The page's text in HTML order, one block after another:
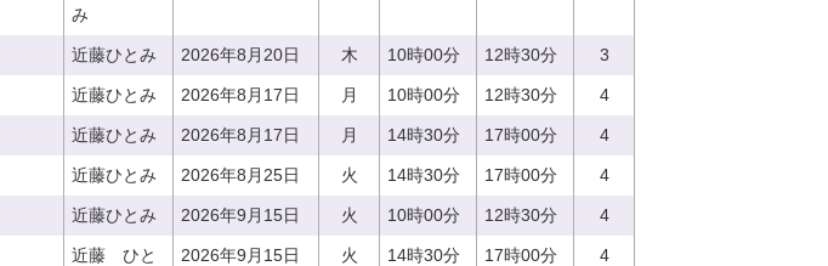
み
近藤ひとみ 2026年8月20日 木 10時00分 12時30分 3
近藤ひとみ 2026年8月17日 月 10時00分 12時30分 4
近藤ひとみ 2026年8月17日 月 14時30分 17時00分 4
近藤ひとみ 2026年8月25日 火 14時30分 17時00分 4
近藤ひとみ 2026年9月15日 火 10時00分 12時30分 4
近藤 ひと
2026年9月15日 火 14時30分 17時00分 4